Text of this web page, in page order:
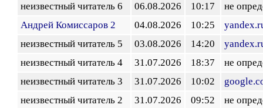
неизвестный читатель 6
06.08.2026 10:17
не
Андрей Комиссаров 2
04.08.2026 10:25
неизвестный читатель 5
03.08.2026 14:20
неизвестный читатель 4
31.07.2026 18:37
не
неизвестный читатель 3
31.07.2026 10:02
неизвестный читатель 2
31.07.2026 09:52
не